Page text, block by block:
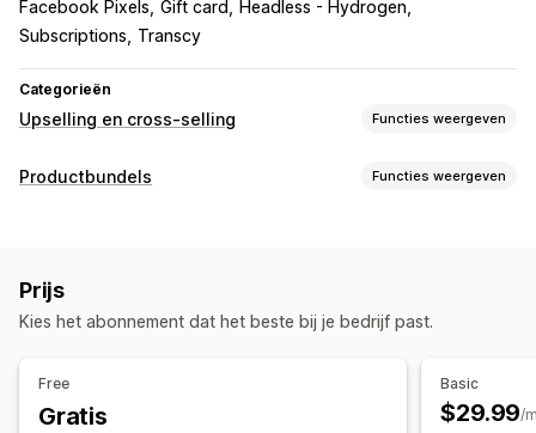
Facebook Pixels Gift card
Headless - Hydrogen
Subscriptions
Transcy
Categorieën
Upselling en cross-selling Functies weergeven
Aanpassing
Aangepaste HTML
Aangepaste regels
Aanbiedingen en aanbevelingen
Gratis artikelen
Productaanbevelingen
Productbundels Functies weergeven
Variantbundels
Abonnementsboxen Upsell-bundels
Cross-sell-bundels
Digitale producten
Bundels op maat
Prijs
Kies het abonnement dat het beste bij je bedrijf past.
Free
Gratis
Basic
$29.99/